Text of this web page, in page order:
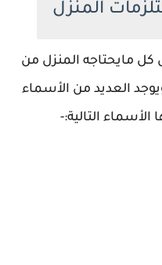
المنزل
مايحتاجه المنزل من
العديد من الأسماء
التالية:-